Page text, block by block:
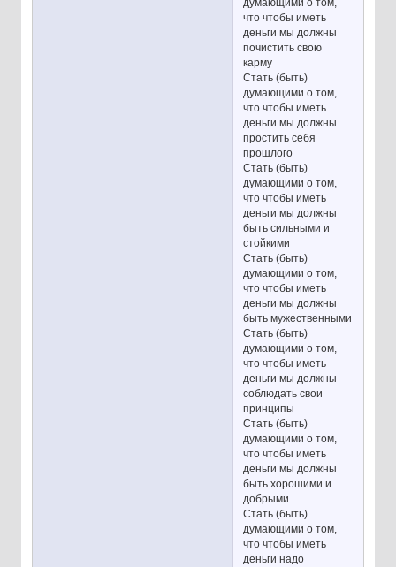
думающими о том,
что чтобы иметь
деньги мы должны
почистить свою
карму
Стать (быть)
думающими о том,
что чтобы иметь
деньги мы должны
простить себя
прошлого
Стать (быть)
думающими о том,
что чтобы иметь
деньги мы должны
быть сильными и
стойкими
Стать (быть)
думающими о том,
что чтобы иметь
деньги мы должны
быть мужественными
Стать (быть)
думающими о том,
что чтобы иметь
деньги мы должны
соблюдать свои
принципы
Стать (быть)
думающими о том,
что чтобы иметь
деньги мы должны
быть хорошими и
добрыми
Стать (быть)
думающими о том,
что чтобы иметь
деньги надо